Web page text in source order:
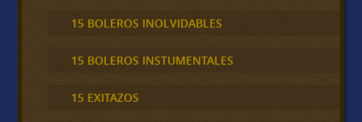
15 BOLEROS INOLVIDABLES
15 BOLEROS INSTUMENTALES
15 EXITAZOS